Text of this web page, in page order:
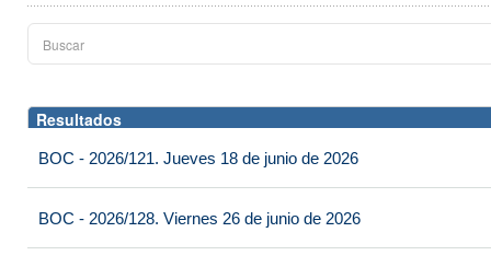
Resultados
BOC - 2026/121. Jueves 18 de junio de 2026
BOC - 2026/128. Viernes 26 de junio de 2026